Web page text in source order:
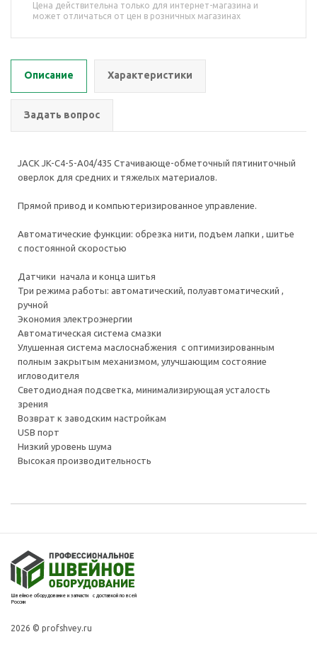
Цена действительна только для интернет-магазина и
может отличаться от цен в розничных магазинах
Описание Характеристики
Задать вопрос
JACK JK-C4-5-А04/435 Стачивающе-обметочный пятиниточный
оверлок для средних и тяжелых материалов.
Прямой привод и компьютеризированное управление.
Автоматические функции: обрезка нити, подъем лапки , шитье
с постоянной скоростью
Датчики начала и конца шитья
Три режима работы: автоматический, полуавтоматический ,
ручной
Экономия электроэнергии
Автоматическая система смазки
Улушенная система маслоснабжения с оптимизированным
полным закрытым механизмом, улучшающим состояние
игловодителя
Светодиодная подсветка, минимализирующая усталость
зрения
Возврат к заводским настройкам
USB порт
Низкий уровень шума
Высокая производительность
Швейное оборудование и запчасти с доставкой по всей
России
2026 © profshvey.ru